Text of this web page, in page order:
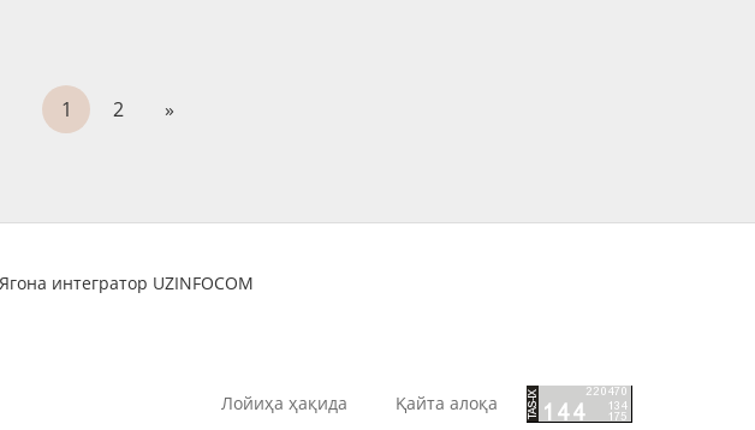
1 2 »
интегратор UZINFOCOM
Лойиҳа ҳақида Қайта алоқа